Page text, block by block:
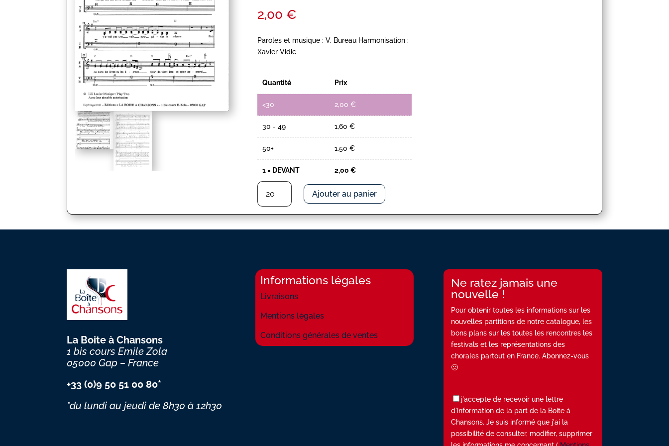
2,00 €
Paroles et musique : V. Bureau Harmonisation :
Xavier Vidic
Quantité Prix
<30 2,00 €
30 - 49 1,60 €
50+ 1,50 €
1 × DEVANT 2,00 €
quantité
DEVANT
Ajouter au panier
La Boite à Chansons
1 bis cours Emile Zola
05000 Gap – France
+33 (0)9 50 51 00 80*
*du lundi au jeudide 8h30 à 12h30
Informations légales
Livraisons
Mentions légales
Conditions générales de ventes
Ne ratez jamais une
nouvelle !
Pour obtenir toutes les informations sur les
nouvelles partitions de notre catalogue, les
bons plans sur les toutes les rencontres les
festivals et les représentations des
chorales partout en France. Abonnez-vous
🙂
j'accepte de recevoir une lettre
d'information de la part de la Boite à
Chansons. Je suis informé que j'ai la
possibilité de consulter, modifier, supprimer